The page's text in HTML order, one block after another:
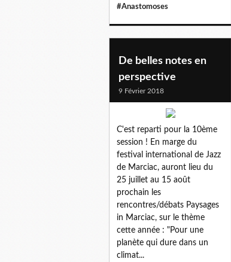
#Anastomoses
De belles notes en
perspective
9 Février 2018
C'est reparti pour la 10ème
session ! En marge du
festival international de Jazz
de Marciac, auront lieu du
25 juillet au 15 août
prochain les
rencontres/débats Paysages
in Marciac, sur le thème
cette année : "Pour une
planète qui dure dans un
climat...